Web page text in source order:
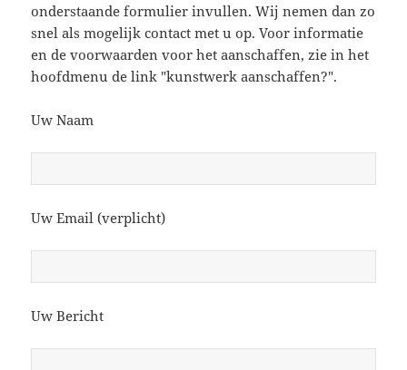
onderstaande formulier invullen. Wij nemen dan zo
snel als mogelijk contact met u op. Voor informatie
en de voorwaarden voor het aanschaffen, zie in het
hoofdmenu de link "kunstwerk aanschaffen?".
Uw Naam
Uw Email (verplicht)
Uw Bericht